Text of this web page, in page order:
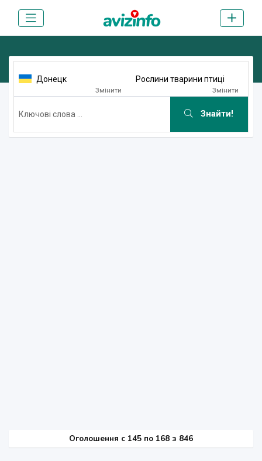
Донецк
Змінити
Рослини тварини птиці
Змінити
Знайти!
Оголошення c 145 по 168 з 846